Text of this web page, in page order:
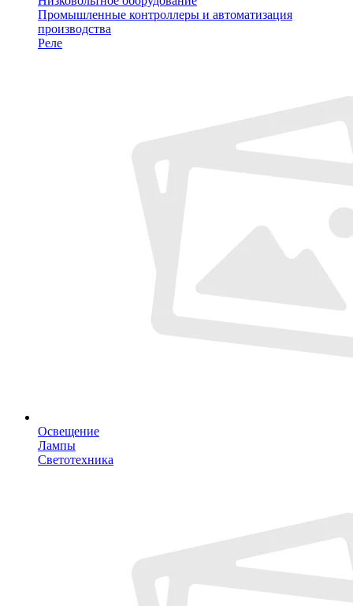
Промышленные контроллеры и автоматизация
производства
Реле
Освещение
Лампы
Светотехника